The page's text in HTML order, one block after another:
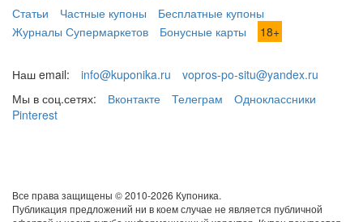
Статьи
Частные купоны
Бесплатные купоны
Журналы Супермаркетов
Бонусные карты 18+
Наш email: info@kuponika.ru
vopros-po-situ@yandex.ru
Мы в соц.сетях:
Вконтакте Телеграм
Одноклассники
Pinterest
Все права защищены © 2010-2026 Купоника.
Публикация предложений ни в коем случае не является публичной